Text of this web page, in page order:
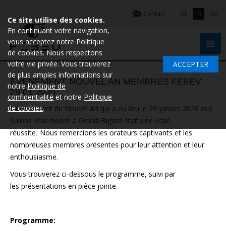
Contact NL FR EN
EVENEMENT NOUVEL AN MEMBRES FEBEV
29.01.2020
L'événement du Nouvel An qui a eu lieu le 29 janvier 2020 aux
Salons Waerboom à Grand-Bigard était une vraie
réussite. Nous remercions les orateurs captivants et les
nombreuses membres présentes pour leur attention et leur
enthousiasme.
Vous trouverez ci-dessous le programme, suivi par
les présentations en pièce jointe.
Programme:
Ce site utilise des cookies.
En continuant votre navigation,
vous acceptez notre Politique
de cookies. Nous respectons
votre vie privée. Vous trouverez
de plus amples informations sur
notrePolitique de
confidentialitéet notre Politique
de cookies.
ACCEPTER